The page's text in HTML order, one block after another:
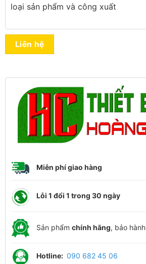
loại sản phẩm và công xuất
Liên hệ
Miễn phí giao hàng
Lỗi 1 đổi 1 trong 30 ngày
Sản phẩm chính hãng, bảo hành
Hotline: 090 682 45 06